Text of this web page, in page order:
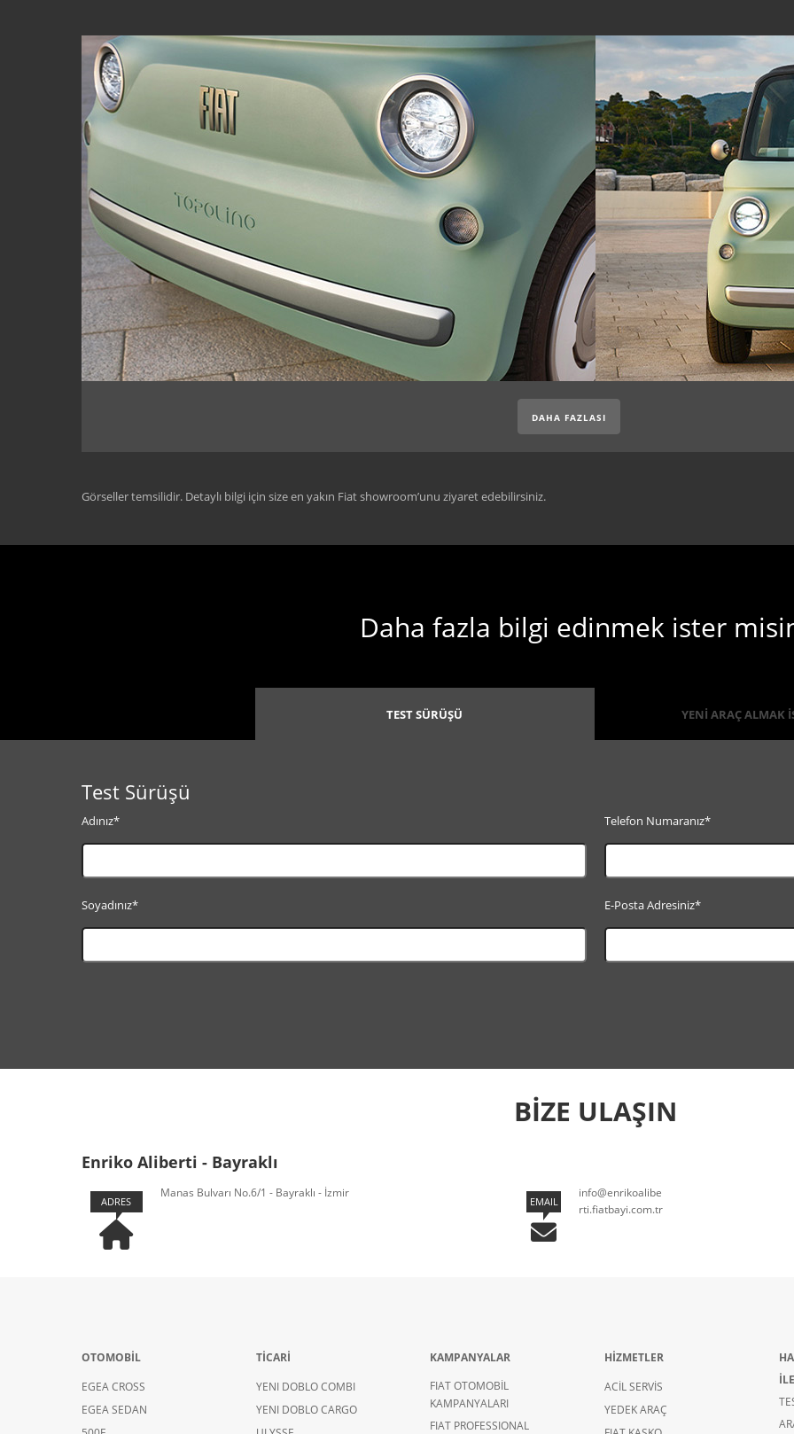
DAHA FAZLASI
Görseller temsilidir. Detaylı bilgi için size en yakın Fiat showroom’unu ziyaret edebilirsiniz.
Daha fazla bilgi edinmek ister
TEST SÜRÜŞÜ YENİ ARAÇ ALMAK
Test Sürüşü
Adınız*
Soyadınız*
Telefon Numaranız*
E-Posta Adresiniz*
BİZE ULAŞIN
Enriko Aliberti - Bayraklı
ADRES
Manas Bulvarı No.6/1 - Bayraklı - İzmir
EMAIL
info@enrikoalibe
rti.fiatbayi.com.tr
OTOMOBİL
EGEA CROSS
EGEA SEDAN
TİCARİ
YENI DOBLO COMBI
YENI DOBLO CARGO
KAMPANYALAR
FIAT OTOMOBİL
KAMPANYALARI
FIAT PROFESSIONAL
HİZMETLER
ACİL SERVİS
YEDEK ARAÇ